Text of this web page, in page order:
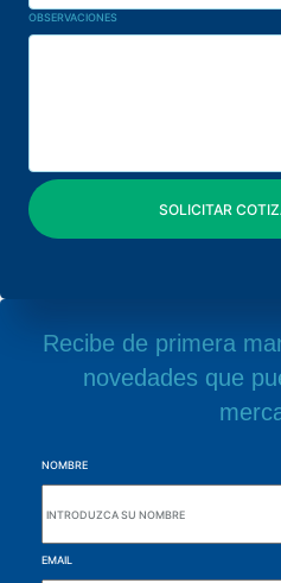
OBSERVACIONES
Recibe de primera
novedades que
NOMBRE
EMAIL